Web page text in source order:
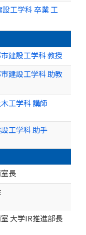
工学科 卒業 工
建設工学科 教授
建設工学科 助教
工学科 講師
工学科 助手
長
大学IR推進部長